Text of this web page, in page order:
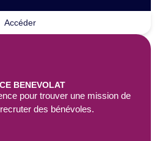
Accéder
BENEVOLAT
pour trouver une mission de
des bénévoles.